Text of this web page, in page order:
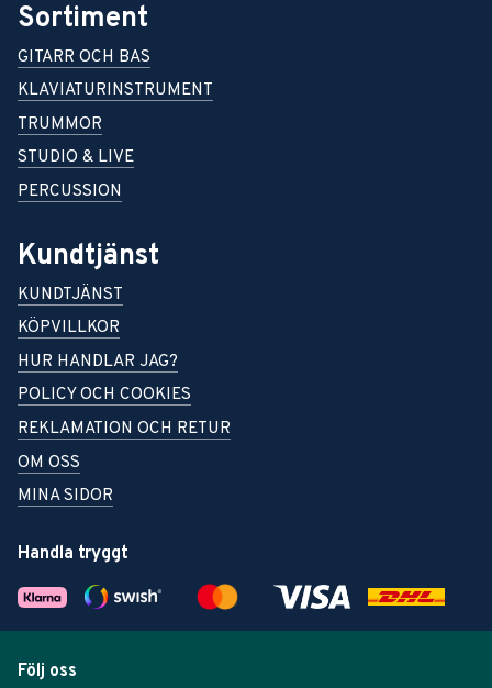
Sortiment
GITARR OCH BAS
KLAVIATURINSTRUMENT
TRUMMOR
STUDIO & LIVE
PERCUSSION
Kundtjänst
KUNDTJÄNST
KÖPVILLKOR
HUR HANDLAR JAG?
POLICY OCH COOKIES
REKLAMATION OCH RETUR
OM OSS
MINA SIDOR
Handla tryggt
Följ oss